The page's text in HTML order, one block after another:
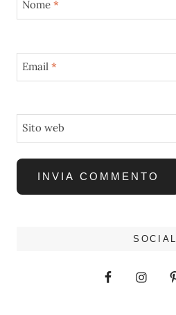
Nome *
Email *
Sito web
SOCIAL